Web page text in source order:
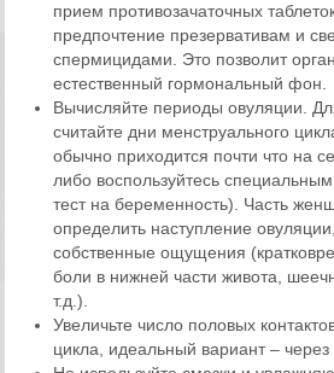
прием противозачаточных
предпочтение презервативам и
спермицидами. Это позволит
естественный гормональный фон.
Вычисляйте периоды овуляции.
считайте дни менструального
обычно приходится почти что на
либо воспользуйтесь
тест на беременность). Часть
определить наступление
собственные ощущения
боли в нижней части живота,
т.д.).
Увеличьте число половых
цикла, идеальный вариант – через